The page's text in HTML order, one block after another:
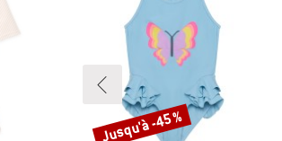
Remise
Jusqu'à -45 %